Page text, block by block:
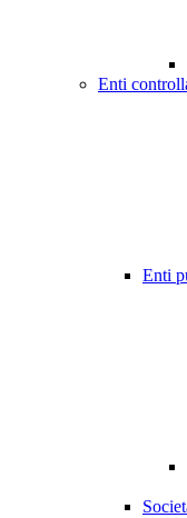
Enti
Enti